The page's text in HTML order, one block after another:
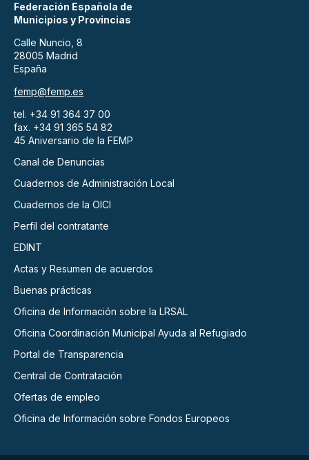
Federación Española de
Municipios y Provincias
Calle Nuncio, 8
28005 Madrid
España
femp@femp.es
tel. +34 91 364 37 00
fax. +34 91 365 54 82
45 Aniversario de la FEMP
Canal de Denuncias
Cuadernos de Administración Local
Cuadernos de la OICI
Perfil del contratante
EDINT
Actas y Resumen de acuerdos
Buenas prácticas
Oficina de Información sobre la LRSAL
Oficina Coordinación Municipal Ayuda al Refugiado
Portal de Transparencia
Central de Contratación
Ofertas de empleo
Oficina de Información sobre Fondos Europeos